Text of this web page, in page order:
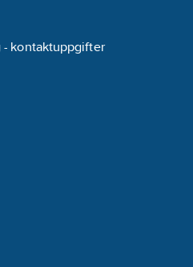
- kontaktuppgifter